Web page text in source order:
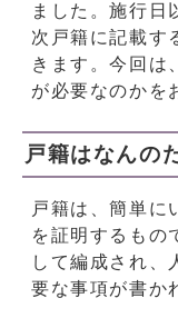
ました。施行日
次戸籍に記載す
きます。今回は
が必要なのかを
戸籍はなんの
戸籍は、簡単に
を証明するもの
して編成され、
要な事項が書か